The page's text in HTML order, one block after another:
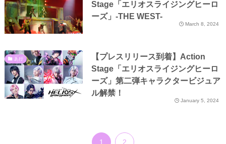
Stage「エリオスライジングヒーロ
ーズ」-THE WEST-
March 8, 2024
あ行
【プレスリリース到着】Action
Stage「エリオスライジングヒーロ
ーズ」第二弾キャラクタービジュア
ル解禁！
January 5, 2024
1 2